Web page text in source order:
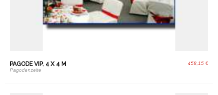
458,15 €
PAGODE VIP, 4 X 4 M
Pagodenzelte